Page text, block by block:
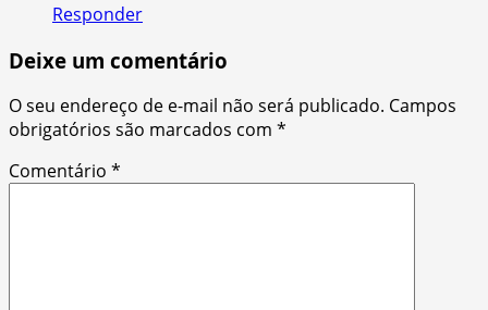
Responder
Deixe um comentário
O seu endereço de e-mail não será publicado. Campos
obrigatórios são marcados com *
Comentário *